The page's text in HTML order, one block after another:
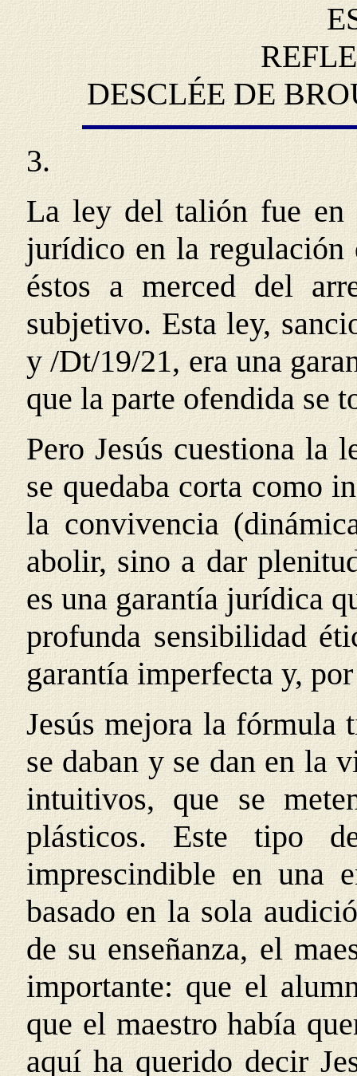
DESCLÉE DE
3.
La ley del talión fue en
jurídico en la regulación
éstos a merced del
subjetivo. Esta ley,
y /Dt/19/21, era una
que la parte ofendida se
Pero Jesús cuestiona la
se quedaba corta como
la convivencia
abolir, sino a dar
es una garantía jurídica
profunda sensibilidad
garantía imperfecta y,
Jesús mejora la fórmula
se daban y se dan en la
intuitivos, que se
plásticos. Este tipo
imprescindible en una
basado en la sola
de su enseñanza, el
importante: que el
que el maestro había
aquí ha querido decir